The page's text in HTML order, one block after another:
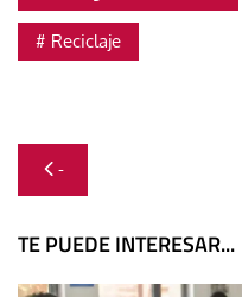
Reciclaje
Navegación
de
entradas
-
TE PUEDE INTERESAR...